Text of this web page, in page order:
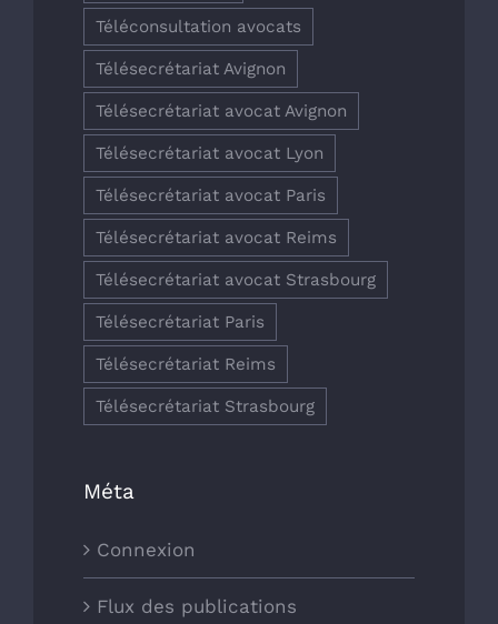
Téléconsultation avocats
Télésecrétariat Avignon
Télésecrétariat avocat Avignon
Télésecrétariat avocat Lyon
Télésecrétariat avocat Paris
Télésecrétariat avocat Reims
Télésecrétariat avocat Strasbourg
Télésecrétariat Paris
Télésecrétariat Reims
Télésecrétariat Strasbourg
Méta
Connexion
Flux des publications